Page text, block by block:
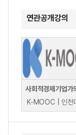
연관공개강의